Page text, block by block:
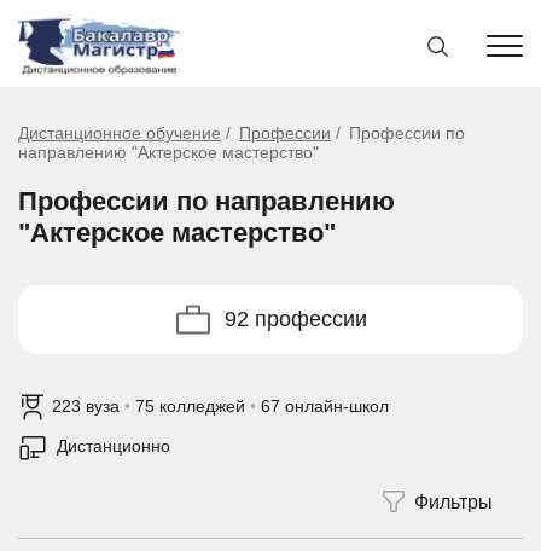
Дистанционное обучение Профессии
Профессии по
направлению "Актерское мастерство"
Профессии по направлению
"Актерское мастерство"
92 профессии
223 вуза • 75 колледжей • 67 онлайн-школ
Дистанционно